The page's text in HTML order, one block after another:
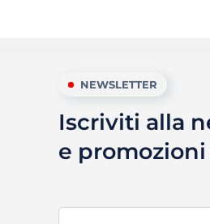
NEWSLETTER
Iscriviti alla
e